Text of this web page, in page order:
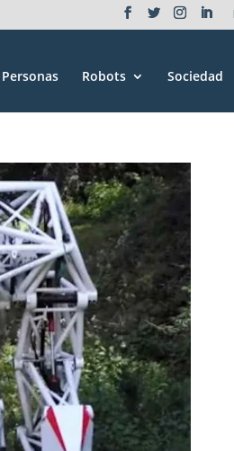
Personas Robots Sociedad